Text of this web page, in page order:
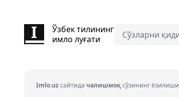
Ўзбек тилининг
имло луғати
Imlo.uzсайтида чалишмоқсўзининг ёзилиши